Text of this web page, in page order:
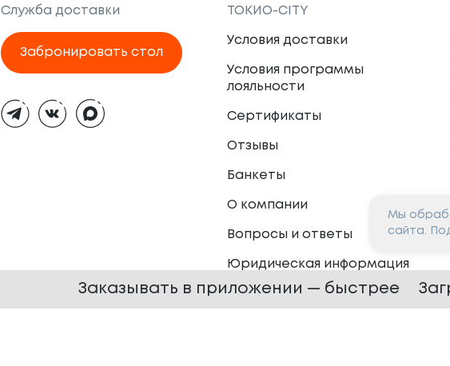
Служба доставки
Забронировать стол
тема
ТОКИО-CITY
Условия доставки
Условия программы
лояльности
Сертификаты
Отзывы
Банкеты
О компании
Вопросы и ответы
Юридическая информация
Мы
сайта.
Заказывать в приложении — быстрее